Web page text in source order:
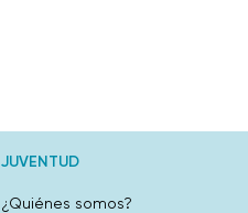
JUVENTUD
¿Quiénes somos?